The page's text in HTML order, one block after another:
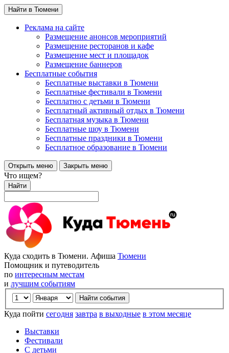
Найти в Тюмени
Реклама на сайте
Размещение анонсов мероприятий
Размещение ресторанов и кафе
Размещение мест и площадок
Размещение баннеров
Бесплатные события
Бесплатные выставки в Тюмени
Бесплатные фестивали в Тюмени
Бесплатно с детьми в Тюмени
Бесплатный активный отдых в Тюмени
Бесплатная музыка в Тюмени
Бесплатные шоу в Тюмени
Бесплатные праздники в Тюмени
Бесплатное образование в Тюмени
Открыть меню Закрыть меню
Что ищем?
Найти
Куда сходить в Тюмени. Афиша Тюмени
Помощник и путеводитель
по интересным местам
и лучшим событиям
Куда пойти сегодня завтра в выходные в этом месяце
Выставки
Фестивали
С детьми